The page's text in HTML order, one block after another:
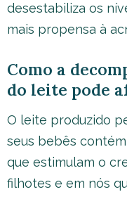
desestabiliza os
mais propensa à
Como a
do leite pode
O leite produzido
seus bebês
que estimulam o
filhotes e em nós